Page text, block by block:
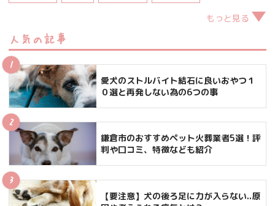
もっと見る
人気の記事
愛犬のストルバイト結石に良いおやつ１
０選と再発しない為の6つの事
鎌倉市のおすすめペット火葬業者5選！評
判や口コミ、特徴なども紹介
【要注意】犬の後ろ足に力が入らない..原